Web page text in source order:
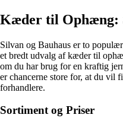
Kæder til Ophæng:
Silvan og Bauhaus er to
et bredt udvalg af kæder til
om du har brug for en kraftig
er chancerne store for, at du vil
forhandlere.
Sortiment og Priser